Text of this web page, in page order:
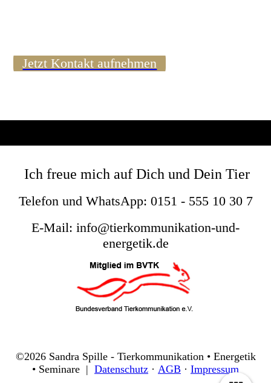
Jetzt Kontakt aufnehmen
Ich freue mich auf Dich und Dein Tier
Telefon und WhatsApp: 0151 - 555 10 30 7
E-Mail: info@tierkommunikation-und-
energetik.de
©2026 Sandra Spille - Tierkommunikation • Energetik
• Seminare | Datenschutz · AGB · Impressum